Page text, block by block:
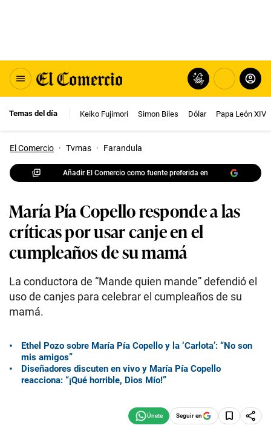
Temas del día Keiko Fujimori Simon Biles Dólar Papa León XIV
El Comercio · Tvmas · Farandula
Añadir El Comercio como fuente preferida en
María Pía Copello responde a las
críticas por usar canje en el
cumpleaños de su mamá
La conductora de “Mande quien mande” defendió el
uso de canjes para celebrar el cumpleaños de su
mamá.
Ethel Pozo sobre María Pía Copello y la ‘Carlota’: “No son
mis amigos”
Diseñadores discuten en vivo y María Pía Copello
reacciona: “¡Qué horrible, Dios Mío!”
Seguir en